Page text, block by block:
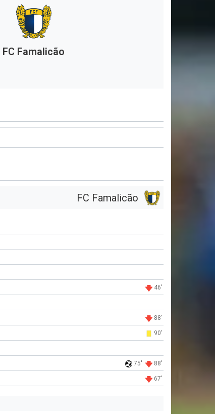
FC Famalicão
FC Famalicão
46'
88'
90'
75' 88'
67'